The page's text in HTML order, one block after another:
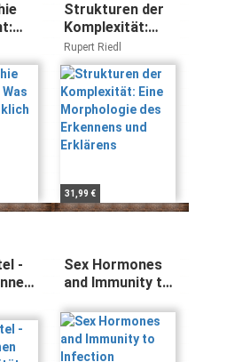
Strukturen der
Komplexität:
Eine
Morphologie des
Erkennens und
Erklärens
Rupert Riedl
31,99 €
-
Sex Hormones
and Immunity to